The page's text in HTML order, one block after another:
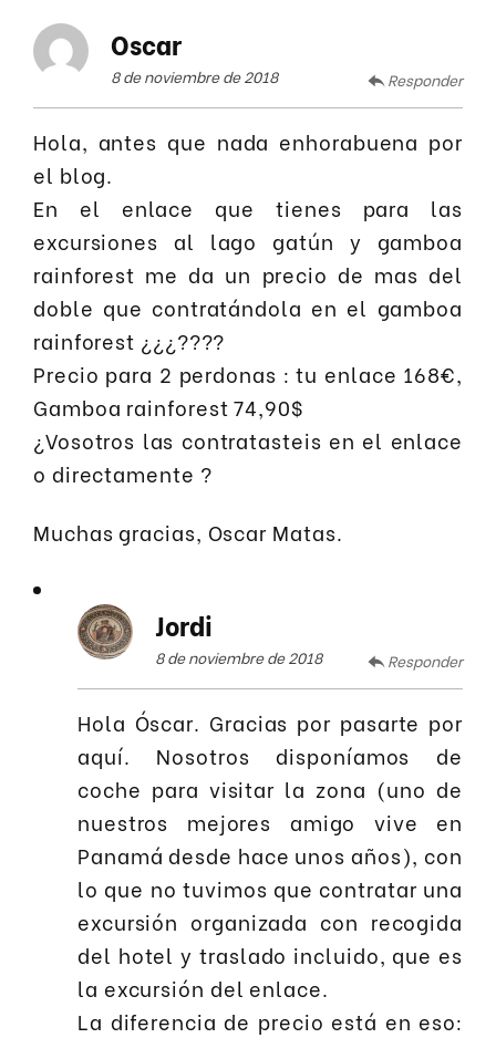
Oscar
8 de noviembre de 2018 Responder
Hola, antes que nada enhorabuena por
el blog.
En el enlace que tienes para las
excursiones al lago gatún y gamboa
rainforest me da un precio de mas del
doble que contratándola en el gamboa
rainforest ¿¿¿????
Precio para 2 perdonas : tu enlace 168€,
Gamboa rainforest 74,90$
¿Vosotros las contratasteis en el enlace
o directamente ?
Muchas gracias, Oscar Matas.
Jordi
8 de noviembre de 2018 Responder
Hola Óscar. Gracias por pasarte por
aquí. Nosotros disponíamos de
coche para visitar la zona (uno de
nuestros mejores amigo vive en
Panamá desde hace unos años), con
lo que no tuvimos que contratar una
excursión organizada con recogida
del hotel y traslado incluido, que es
la excursión del enlace.
La diferencia de precio está en eso: